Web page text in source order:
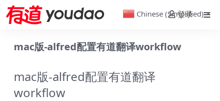
登录
mac版-alfred配置有道翻译workflow
mac版-alfred配置有道翻译
workflow
Chinese (Simplified) ▼